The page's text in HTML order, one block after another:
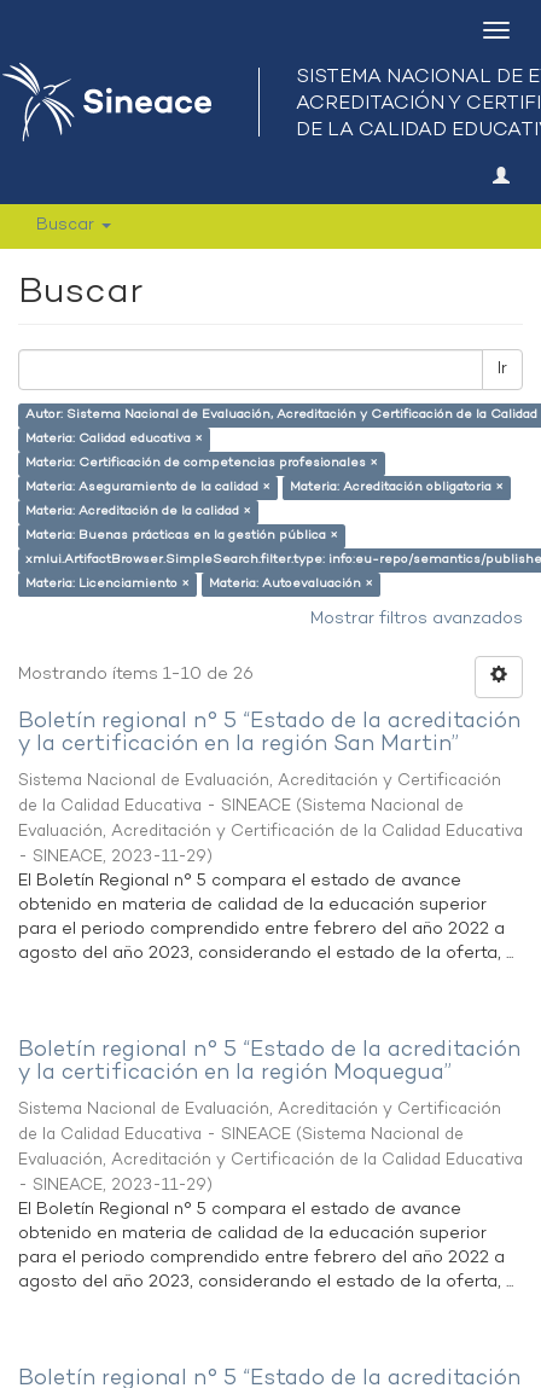
Buscar
Buscar
Ir
Autor: Sistema Nacional de Evaluación, Acreditación y Certificación de la
Materia: Calidad educativa ×
Materia: Certificación de competencias profesionales ×
Materia: Aseguramiento de la calidad ×
Materia: Acreditación obligatoria ×
Materia: Acreditación de la calidad ×
Materia: Buenas prácticas en la gestión pública ×
xmlui.ArtifactBrowser.SimpleSearch.filter.type: info:eu-repo/semantics/
Materia: Licenciamiento ×
Materia: Autoevaluación ×
Mostrar filtros avanzados
Mostrando ítems 1-10 de 26
Boletín regional n° 5 “Estado de la acreditación
y la certificación en la región San Martin”
Sistema Nacional de Evaluación, Acreditación y Certificación
de la Calidad Educativa - SINEACE (Sistema Nacional de
Evaluación, Acreditación y Certificación de la Calidad Educativa
- SINEACE, 2023-11-29)
El Boletín Regional n° 5 compara el estado de avance
obtenido en materia de calidad de la educación superior
para el periodo comprendido entre febrero del año 2022 a
agosto del año 2023, considerando el estado de la oferta, ...
Boletín regional n° 5 “Estado de la acreditación
y la certificación en la región Moquegua”
Sistema Nacional de Evaluación, Acreditación y Certificación
de la Calidad Educativa - SINEACE (Sistema Nacional de
Evaluación, Acreditación y Certificación de la Calidad Educativa
- SINEACE, 2023-11-29)
El Boletín Regional n° 5 compara el estado de avance
obtenido en materia de calidad de la educación superior
para el periodo comprendido entre febrero del año 2022 a
agosto del año 2023, considerando el estado de la oferta, ...
Boletín regional n° 5 “Estado de la acreditación